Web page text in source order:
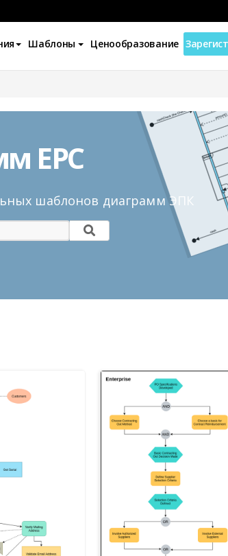
Шаблоны Ценообразование
EPC
шаблонов диаграмм ЭПК